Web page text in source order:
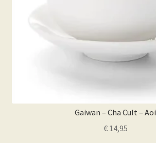
Gaiwan – Cha Cult – Aoi
€14,95